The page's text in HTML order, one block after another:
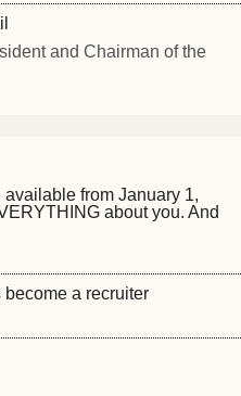
and Chairman of the
from January 1,
about you. And
become a recruiter